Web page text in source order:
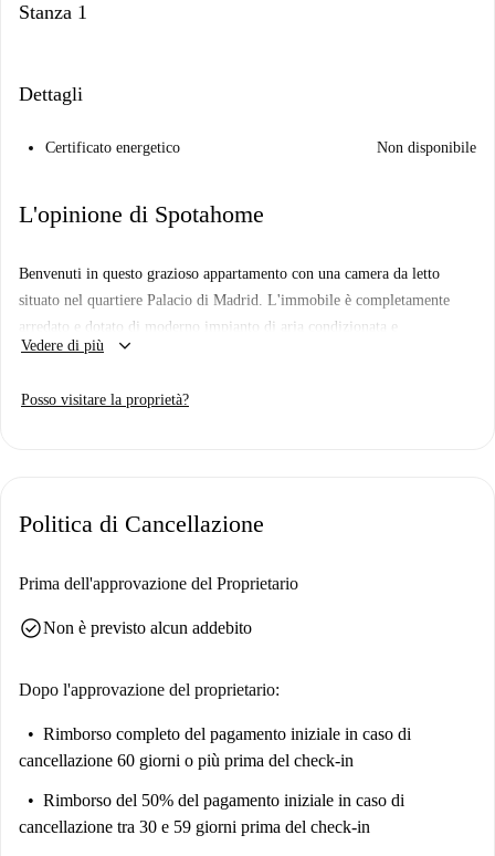
Stanza 1
Dettagli
Certificato energetico Non disponibile
L'opinione di Spotahome
Benvenuti in questo grazioso appartamento con una camera da letto
situato nel quartiere Palacio di Madrid. L'immobile è completamente
arredato e dotato di moderno impianto di aria condizionata e
riscaldamento centralizzato, garantendo il massimo comfort durante tutto
essenziali, tra cui lavatrice e lavastoviglie private, per semplificare le
interesse nelle vicinanze si annoverano Arte Urbano di Madrid e Plaça
cucina troveranno numerosi ristoranti da esplorare, come Fuegos Madrid
la vostra nuova casa.
Vedere di più keyboard_arrow_down
Posso visitare la proprietà?
Politica di Cancellazione
Prima dell'approvazione del Proprietario
check_circleNon è previsto alcun addebito
Dopo l'approvazione del proprietario:
Rimborso completo del pagamento iniziale in caso di
cancellazione 60 giorni o più prima del check-in
Rimborso del 50% del pagamento iniziale in caso di
cancellazione tra 30 e 59 giorni prima del check-in